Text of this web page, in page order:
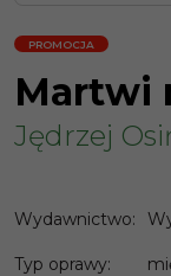
PROMOCJA
Martwi
Jędrzej
Wydawnictwo:
Typ oprawy: